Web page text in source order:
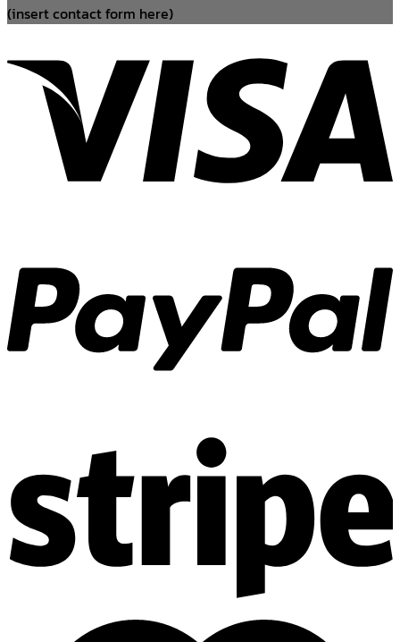
(insert contact form here)